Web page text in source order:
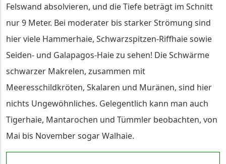
Felswand absolvieren, und die Tiefe beträgt im Schnitt
nur 9 Meter. Bei moderater bis starker Strömung sind
hier viele Hammerhaie, Schwarzspitzen-Riffhaie sowie
Seiden- und Galapagos-Haie zu sehen! Die Schwärme
schwarzer Makrelen, zusammen mit
Meeresschildkröten, Skalaren und Muränen, sind hier
nichts Ungewöhnliches. Gelegentlich kann man auch
Tigerhaie, Mantarochen und Tümmler beobachten, von
Mai bis November sogar Walhaie.